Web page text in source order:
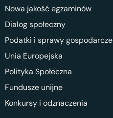
Nowa jakość egzaminów
Dialog społeczny
Podatki i sprawy gospodarcze
Unia Europejska
Polityka Społeczna
Fundusze unijne
Konkursy i odznaczenia